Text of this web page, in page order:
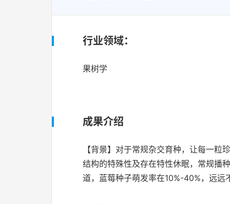
行业领域：
果树学
成果介绍
【背景】对于常规杂交育种，让每一
结构的特殊性及存在特性休眠，常规播
道，蓝莓种子萌发率在10%-40%，远